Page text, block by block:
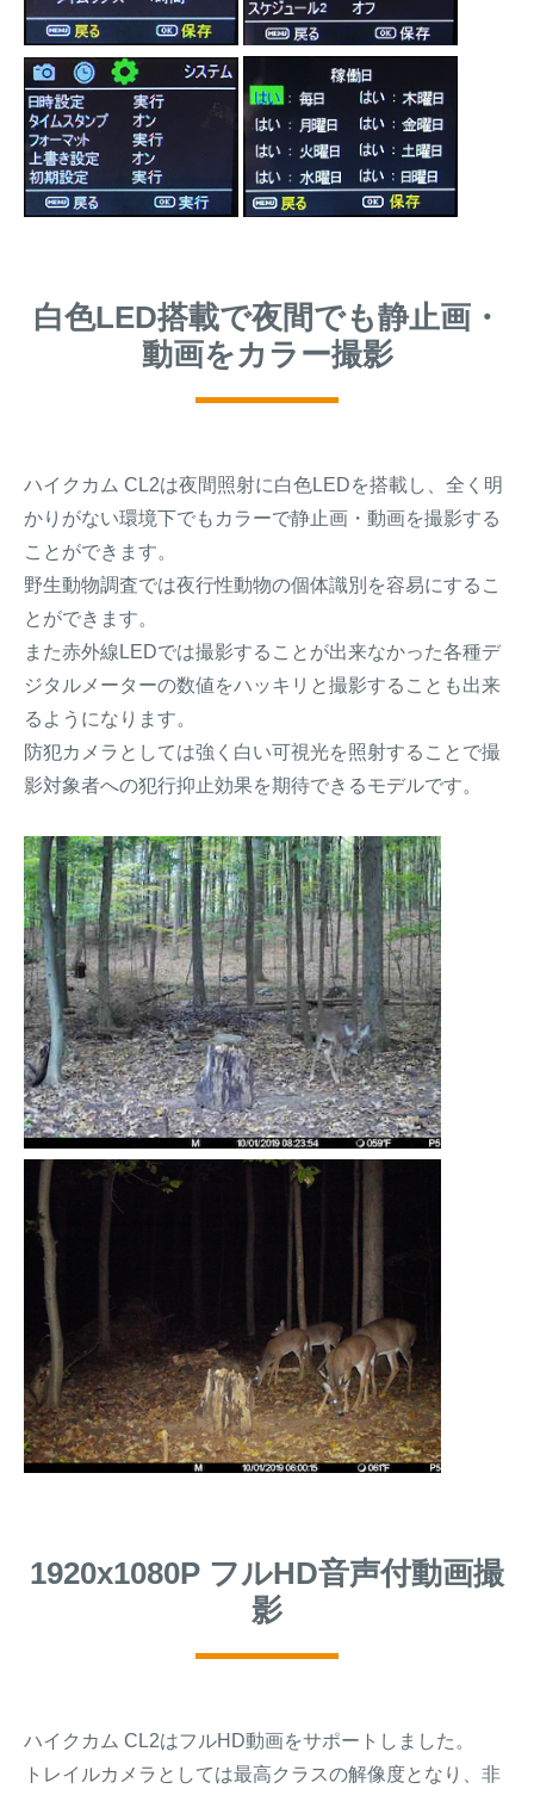
白色LED搭載で夜間でも静止画・
動画をカラー撮影
ハイクカム CL2は夜間照射に白色LEDを搭載し、全く明
かりがない環境下でもカラーで静止画・動画を撮影する
ことができます。
野生動物調査では夜行性動物の個体識別を容易にするこ
とができます。
また赤外線LEDでは撮影することが出来なかった各種デ
ジタルメーターの数値をハッキリと撮影することも出来
るようになります。
防犯カメラとしては強く白い可視光を照射することで撮
影対象者への犯行抑止効果を期待できるモデルです。
1920x1080P フルHD音声付動画撮
影
ハイクカム CL2はフルHD動画をサポートしました。
トレイルカメラとしては最高クラスの解像度となり、非